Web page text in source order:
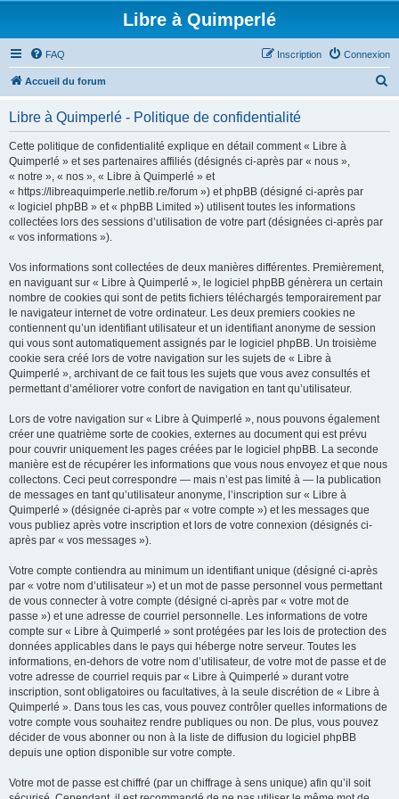
Libre à Quimperlé
FAQ Connexion
Inscription
Accueil du forum
Libre à Quimperlé - Politique de confidentialité
Cette politique de confidentialité explique en détail comment « Libre à
Quimperlé » et ses partenaires affiliés (désignés ci-après par « nous »,
« notre », « nos », « Libre à Quimperlé » et
« https://libreaquimperle.netlib.re/forum ») et phpBB (désigné ci-après par
« logiciel phpBB » et « phpBB Limited ») utilisent toutes les informations
collectées lors des sessions d’utilisation de votre part (désignées ci-après par
« vos informations »).
Vos informations sont collectées de deux manières différentes. Premièrement,
en naviguant sur « Libre à Quimperlé », le logiciel phpBB génèrera un certain
nombre de cookies qui sont de petits fichiers téléchargés temporairement par
le navigateur internet de votre ordinateur. Les deux premiers cookies ne
contiennent qu’un identifiant utilisateur et un identifiant anonyme de session
qui vous sont automatiquement assignés par le logiciel phpBB. Un troisième
cookie sera créé lors de votre navigation sur les sujets de « Libre à
Quimperlé », archivant de ce fait tous les sujets que vous avez consultés et
permettant d’améliorer votre confort de navigation en tant qu’utilisateur.
Lors de votre navigation sur « Libre à Quimperlé », nous pouvons également
créer une quatrième sorte de cookies, externes au document qui est prévu
pour couvrir uniquement les pages créées par le logiciel phpBB. La seconde
manière est de récupérer les informations que vous nous envoyez et que nous
collectons. Ceci peut correspondre — mais n’est pas limité à — la publication
de messages en tant qu’utilisateur anonyme, l’inscription sur « Libre à
Quimperlé » (désignée ci-après par « votre compte ») et les messages que
vous publiez après votre inscription et lors de votre connexion (désignés ci-
après par « vos messages »).
Votre compte contiendra au minimum un identifiant unique (désigné ci-après
par « votre nom d’utilisateur ») et un mot de passe personnel vous permettant
de vous connecter à votre compte (désigné ci-après par « votre mot de
passe ») et une adresse de courriel personnelle. Les informations de votre
compte sur « Libre à Quimperlé » sont protégées par les lois de protection des
données applicables dans le pays qui héberge notre serveur. Toutes les
informations, en-dehors de votre nom d’utilisateur, de votre mot de passe et de
votre adresse de courriel requis par « Libre à Quimperlé » durant votre
inscription, sont obligatoires ou facultatives, à la seule discrétion de « Libre à
Quimperlé ». Dans tous les cas, vous pouvez contrôler quelles informations de
votre compte vous souhaitez rendre publiques ou non. De plus, vous pouvez
décider de vous abonner ou non à la liste de diffusion du logiciel phpBB
depuis une option disponible sur votre compte.
Votre mot de passe est chiffré (par un chiffrage à sens unique) afin qu’il soit